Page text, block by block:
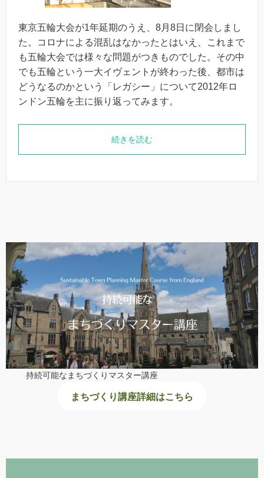
東京五輪大会が1年延期のうえ、8月8日に閉会しまし
た。コロナによる混乱はなかったとはいえ、これまで
も五輪大会では様々な問題がつきものでした。その中
でも五輪という一大イヴェントが終わった後、都市は
どうなるのかという「レガシー」について2012年ロ
ンドン五輪を主に振り返ってみます。
続きを読む
持続可能なまちづくりマスター講座
まちづくり講座詳細はこちら